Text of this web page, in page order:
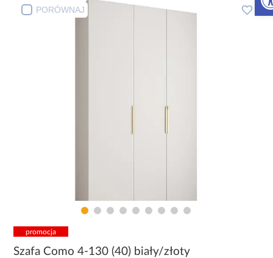
PORÓWNAJ
promocja
Szafa Como 4-130 (40) biały/złoty